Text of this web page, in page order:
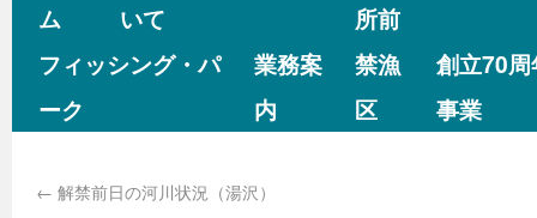
ム
いて
所前
フィッシング・パ
ーク
業務案
内
禁漁
区
創立70
事業
← 解禁前日の河川状況（湯沢）